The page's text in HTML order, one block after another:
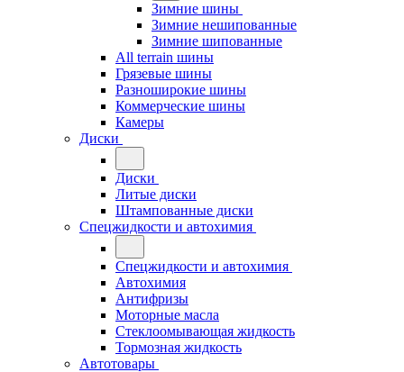
Зимние шины
Зимние нешипованные
Зимние шипованные
All terrain шины
Грязевые шины
Разноширокие шины
Коммерческие шины
Камеры
Диски
Диски
Литые диски
Штампованные диски
Спецжидкости и автохимия
Спецжидкости и автохимия
Автохимия
Антифризы
Моторные масла
Стеклоомывающая жидкость
Тормозная жидкость
Автотовары